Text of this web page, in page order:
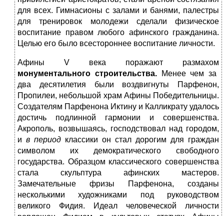
для всех. Гимнасионы с залами и банями, палестры
для тренировок молодежи сделали физическое
воспитание правом любого афинского гражданина.
Целью его было всестороннее воспитание личности.
Афины V века поражают размахом
монументального строительства.Менее чем за
два десятилетия были воздвигнуты Парфенон,
Пропилеи, небольшой храм Афины Победительницы.
Создателям Парфенона Иктину и Калликрату удалось
достичь подлинной гармонии и совершенства.
Акрополь, возвышаясь, господствовал над городом,
и в период классики он стал дорогим для граждан
символом их демократического свободного
государства. Образцом классического совершенства
стала скульптура афинских мастеров.
Замечательные фризы Парфенона, созданы
несколькими художниками под руководством
великого Фидия. Идеал человеческой личности